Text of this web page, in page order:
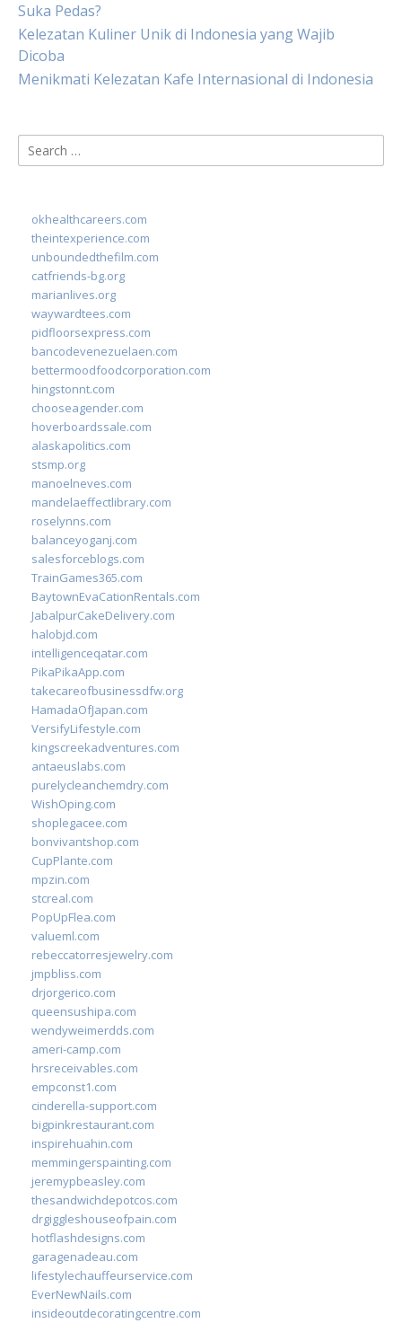
Suka Pedas?
Kelezatan Kuliner Unik di Indonesia yang Wajib
Dicoba
Menikmati Kelezatan Kafe Internasional di Indonesia
Search
for:
okhealthcareers.com
theintexperience.com
unboundedthefilm.com
catfriends-bg.org
marianlives.org
waywardtees.com
pidfloorsexpress.com
bancodevenezuelaen.com
bettermoodfoodcorporation.com
hingstonnt.com
chooseagender.com
hoverboardssale.com
alaskapolitics.com
stsmp.org
manoelneves.com
mandelaeffectlibrary.com
roselynns.com
balanceyoganj.com
salesforceblogs.com
TrainGames365.com
BaytownEvaCationRentals.com
JabalpurCakeDelivery.com
halobjd.com
intelligenceqatar.com
PikaPikaApp.com
takecareofbusinessdfw.org
HamadaOfJapan.com
VersifyLifestyle.com
kingscreekadventures.com
antaeuslabs.com
purelycleanchemdry.com
WishOping.com
shoplegacee.com
bonvivantshop.com
CupPlante.com
mpzin.com
stcreal.com
PopUpFlea.com
valueml.com
rebeccatorresjewelry.com
jmpbliss.com
drjorgerico.com
queensushipa.com
wendyweimerdds.com
ameri-camp.com
hrsreceivables.com
empconst1.com
cinderella-support.com
bigpinkrestaurant.com
inspirehuahin.com
memmingerspainting.com
jeremypbeasley.com
thesandwichdepotcos.com
drgiggleshouseofpain.com
hotflashdesigns.com
garagenadeau.com
lifestylechauffeurservice.com
EverNewNails.com
insideoutdecoratingcentre.com